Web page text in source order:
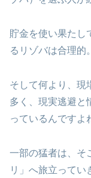
貯金を使い果たし
るリゾバは合理的。
そして何より、現
多く、現実逃避と
っているんですよ
一部の猛者は、そ
リ」へ旅立ってい